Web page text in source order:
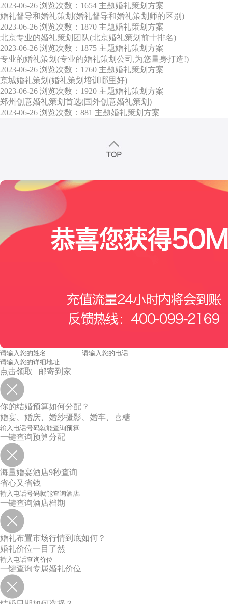
2023-06-26 浏览次数：1654 主题婚礼策划方案
婚礼督导和婚礼策划(婚礼督导和婚礼策划师的区别)
2023-06-26 浏览次数：1870 主题婚礼策划方案
北京专业的婚礼策划团队(北京婚礼策划前十排名)
2023-06-26 浏览次数：1875 主题婚礼策划方案
专业的婚礼策划(专业的婚礼策划公司,为您量身打造!)
2023-06-26 浏览次数：1760 主题婚礼策划方案
京城婚礼策划(婚礼策划培训哪里好)
2023-06-26 浏览次数：1920 主题婚礼策划方案
郑州创意婚礼策划首选(国外创意婚礼策划)
2023-06-26 浏览次数：881 主题婚礼策划方案
点击领取 邮寄到家
你的结婚预算如何分配？
婚宴、婚庆、婚纱摄影、婚车、喜糖
一键查询预算分配
海量婚宴酒店9秒查询
省心又省钱
一键查询酒店档期
婚礼布置市场行情到底如何？
婚礼价位一目了然
一键查询专属婚礼价位